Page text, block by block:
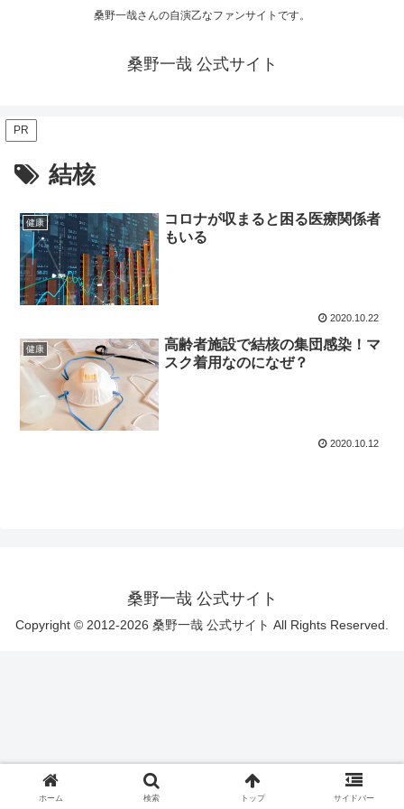
桑野一哉さんの自演乙なファンサイトです。
桑野一哉 公式サイト
PR
結核
健康
コロナが収まると困る医療関係者
もいる
2020.10.22
健康
高齢者施設で結核の集団感染！マ
スク着用なのになぜ？
2020.10.12
桑野一哉 公式サイト
Copyright © 2012-2026 桑野一哉 公式サイト All Rights Reserved.
ホーム 検索 トップ サイドバー